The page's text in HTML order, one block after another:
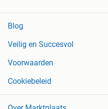
Blog
Veilig en Succesvol
Voorwaarden
Cookiebeleid